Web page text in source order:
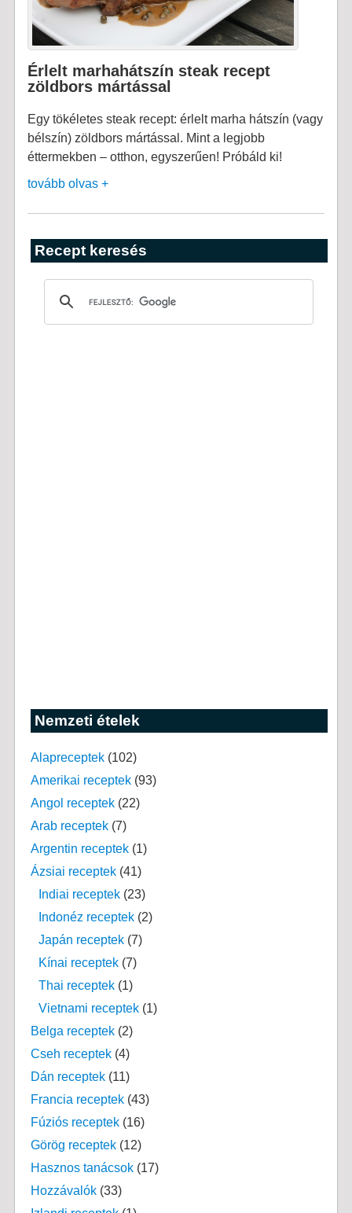
Érlelt marhahátszín steak recept
zöldbors mártással
Egy tökéletes steak recept: érlelt marha hátszín (vagy
bélszín) zöldbors mártással. Mint a legjobb
éttermekben – otthon, egyszerűen! Próbáld ki!
tovább olvas +
Recept keresés
Nemzeti ételek
Alapreceptek(102)
Amerikai receptek(93)
Angol receptek(22)
Arab receptek(7)
Argentin receptek(1)
Ázsiai receptek(41)
Indiai receptek(23)
Indonéz receptek(2)
Japán receptek(7)
Kínai receptek(7)
Thai receptek(1)
Vietnami receptek(1)
Belga receptek(2)
Cseh receptek(4)
Dán receptek(11)
Francia receptek(43)
Fúziós receptek(16)
Görög receptek(12)
Hasznos tanácsok(17)
Hozzávalók(33)